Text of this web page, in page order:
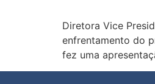
Diretora Vice
enfrentamento do
fez uma